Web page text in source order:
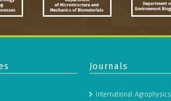
Journals
International Agrophysics